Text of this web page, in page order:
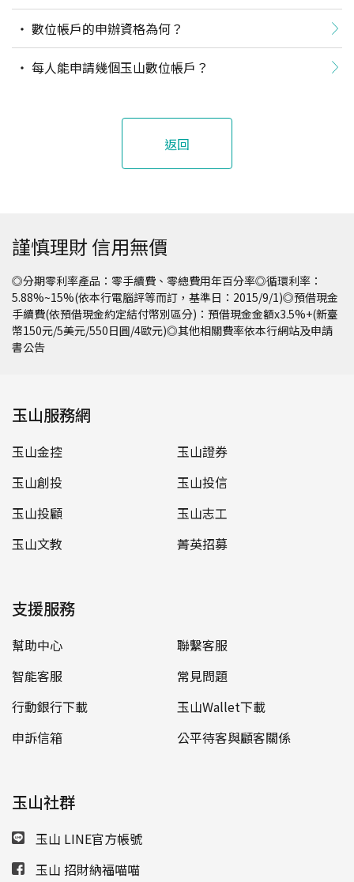
數位帳戶的申辦資格為何？
每人能申請幾個玉山數位帳戶？
返回
謹慎理財 信用無價
◎分期零利率產品：零手續費、零總費用年百分率◎循環利率：
5.88%~15%(依本行電腦評等而訂，基準日：2015/9/1)◎預借現金
手續費(依預借現金約定結付幣別區分)：預借現金金額x3.5%+(新臺
幣150元/5美元/550日圓/4歐元)◎其他相關費率依本行網站及申請
書公告
玉山服務網
玉山金控
玉山證券
玉山創投
玉山投信
玉山投顧
玉山志工
玉山文教
菁英招募
支援服務
幫助中心
聯繫客服
智能客服
常見問題
行動銀行下載
玉山Wallet下載
申訴信箱
公平待客與顧客關係
玉山社群
玉山 LINE官方帳號
玉山 招財納福喵喵